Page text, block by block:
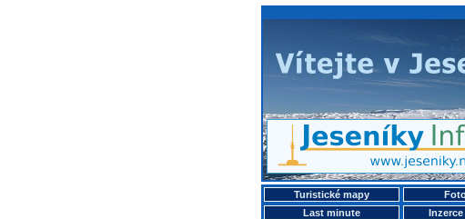
Turistické mapy
Last minute